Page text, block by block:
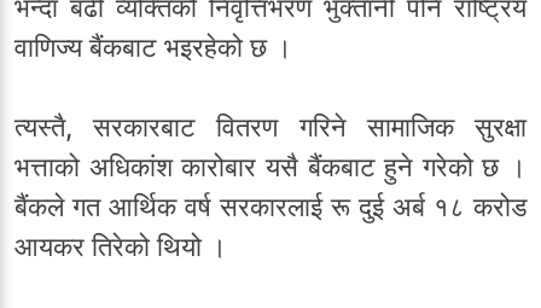
भन्दा बढी व्यक्तिको निवृत्तिभरण भुक्तानी पनि राष्ट्रिय
वाणिज्य बैंकबाट भइरहेको छ ।
त्यस्तै, सरकारबाट वितरण गरिने सामाजिक सुरक्षा
भत्ताको अधिकांश कारोबार यसै बैंकबाट हुने गरेको छ ।
बैंकले गत आर्थिक वर्ष सरकारलाई रू दुई अर्ब १८ करोड
आयकर तिरेको थियो ।